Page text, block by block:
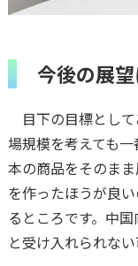
今後の展望
目下の目標とし
場規模を考えても
本の商品をそのま
を作ったほうが良
るところです。中
と受け入れられな